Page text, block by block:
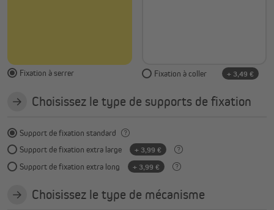
Fixation à serrer Fixation à coller + 3,49 €
Choisissez le type de supports de fixation
Support de fixation standard
Support de fixation extra large
+ 3,99 €
Support de fixation extra long + 3,99 €
Choisissez le type de mécanisme